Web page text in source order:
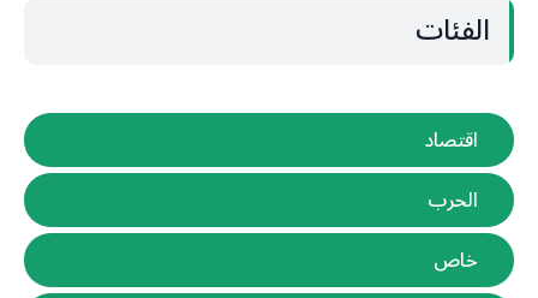
الفئات
اقتصاد
الحرب
خاص